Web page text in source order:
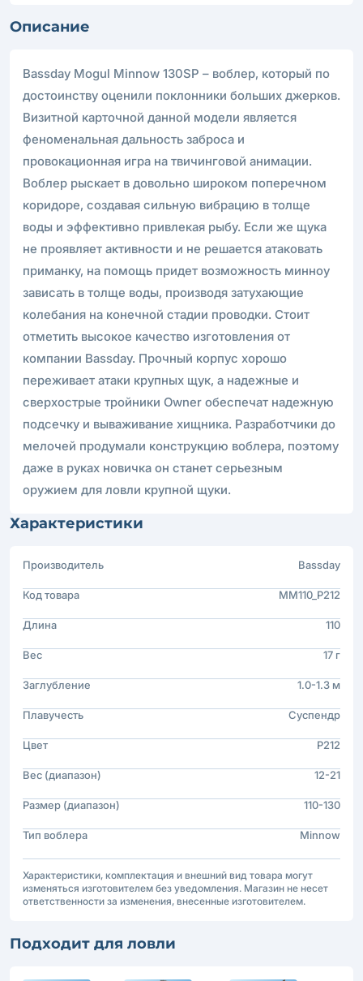
Описание
Bassday Mogul Minnow 130SP – воблер, который по
достоинству оценили поклонники больших джерков.
Визитной карточной данной модели является
феноменальная дальность заброса и
провокационная игра на твичинговой анимации.
Воблер рыскает в довольно широком поперечном
коридоре, создавая сильную вибрацию в толще
воды и эффективно привлекая рыбу. Если же щука
не проявляет активности и не решается атаковать
приманку, на помощь придет возможность минноу
зависать в толще воды, производя затухающие
колебания на конечной стадии проводки. Стоит
отметить высокое качество изготовления от
компании Bassday. Прочный корпус хорошо
переживает атаки крупных щук, а надежные и
сверхострые тройники Owner обеспечат надежную
подсечку и вываживание хищника. Разработчики до
мелочей продумали конструкцию воблера, поэтому
даже в руках новичка он станет серьезным
оружием для ловли крупной щуки.
Характеристики
Производитель Bassday
Код товара MM110_P212
Длина 110
Вес 17 г
Заглубление 1.0-1.3 м
Плавучесть Суспендр
Цвет P212
Вес (диапазон) 12-21
Размер (диапазон) 110-130
Тип воблера Minnow
Характеристики, комплектация и внешний вид товара могут
изменяться изготовителем без уведомления. Магазин не несет
ответственности за изменения, внесенные изготовителем.
Подходит для ловли